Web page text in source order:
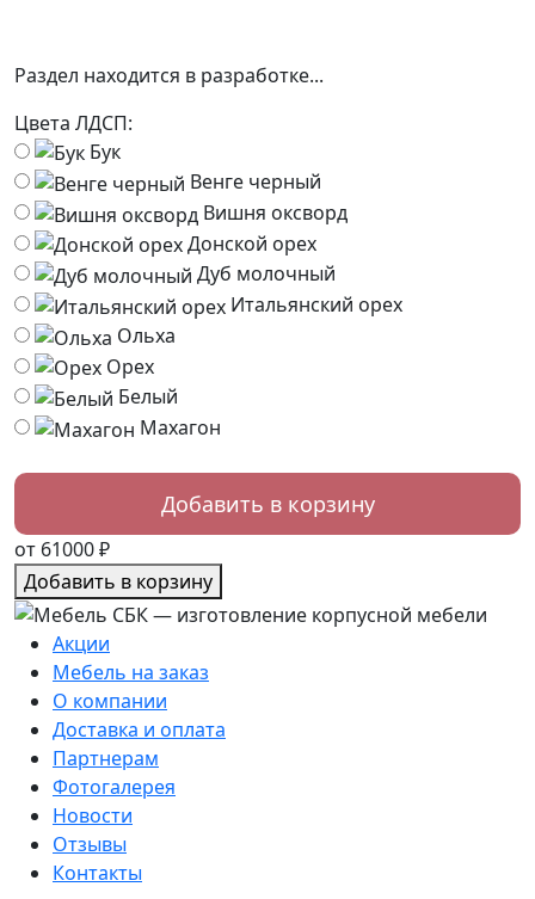
Раздел находится в разработке...
Цвета ЛДСП:
Бук
Венге черный
Вишня оксворд
Донской орех
Дуб молочный
Итальянский орех
Ольха
Орех
Белый
Махагон
от 61000 ₽
Добавить в корзину
Акции
Мебель на заказ
О компании
Доставка и оплата
Партнерам
Фотогалерея
Новости
Отзывы
Контакты